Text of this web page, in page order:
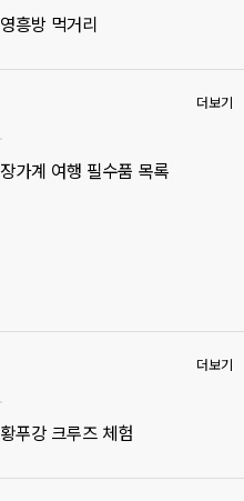
영흥방 먹거리
장가계 여행 필수품 목록
더보기
황푸강 크루즈 체험
더보기